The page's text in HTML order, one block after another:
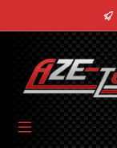
Zum Hauptinhalt springen